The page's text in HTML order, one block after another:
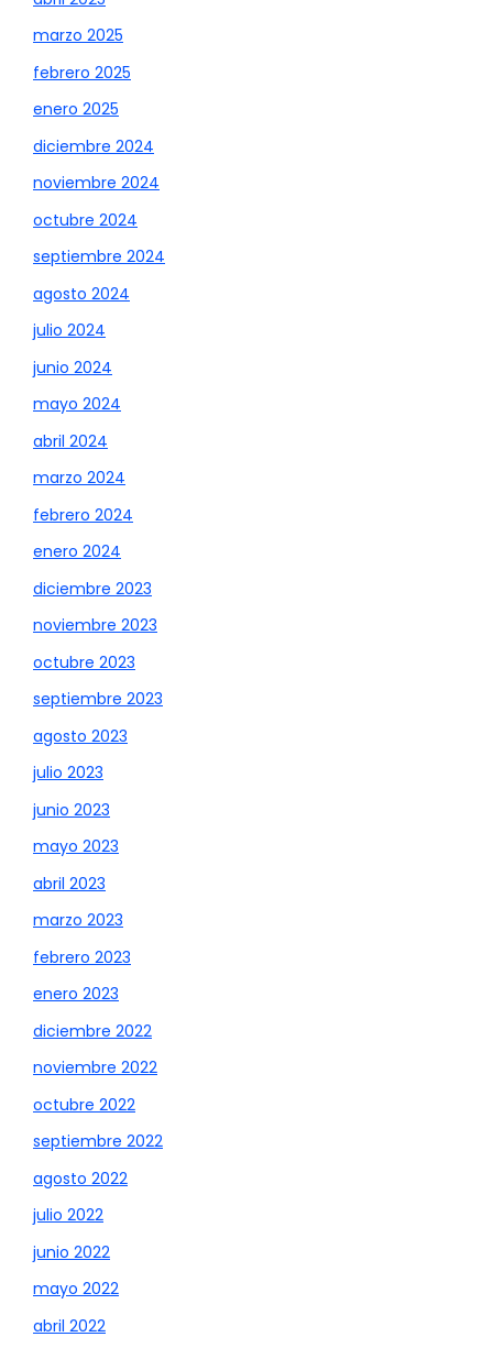
marzo 2025
febrero 2025
enero 2025
diciembre 2024
noviembre 2024
octubre 2024
septiembre 2024
agosto 2024
julio 2024
junio 2024
mayo 2024
abril 2024
marzo 2024
febrero 2024
enero 2024
diciembre 2023
noviembre 2023
octubre 2023
septiembre 2023
agosto 2023
julio 2023
junio 2023
mayo 2023
abril 2023
marzo 2023
febrero 2023
enero 2023
diciembre 2022
noviembre 2022
octubre 2022
septiembre 2022
agosto 2022
julio 2022
junio 2022
mayo 2022
abril 2022